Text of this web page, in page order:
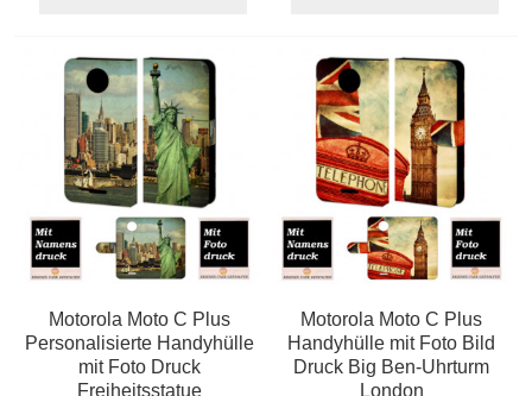
Motorola Moto C Plus
Personalisierte Handyhülle
mit Foto Druck
Freiheitsstatue
Motorola Moto C Plus
Handyhülle mit Foto Bild
Druck Big Ben-Uhrturm
London